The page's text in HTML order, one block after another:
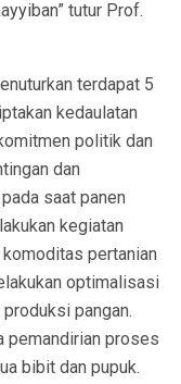
tutur Prof.
terdapat 5
kedaulatan
politik dan
dan
saat panen
kegiatan
pertanian
optimalisasi
pangan.
pemandirian proses
bibit dan pupuk.